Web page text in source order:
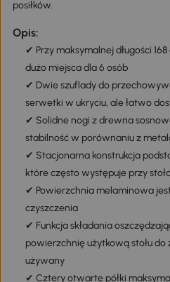
posiłków.
Opis:
✔ Przy maksymalnej długości
dużo miejsca dla 6 osób
✔ Dwie szuflady do
serwetki w ukryciu, ale łatwo
✔ Solidne nogi z drewna
stabilność w porównaniu z
✔ Stacjonarna konstrukcja
które często występuje przy
✔ Powierzchnia melaminowa
czyszczenia
✔ Funkcja składania
powierzchnię użytkową stołu do
używany
✔ Cztery otwarte półki